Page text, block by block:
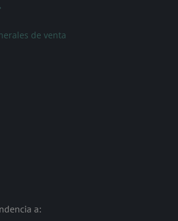
de venta
a: